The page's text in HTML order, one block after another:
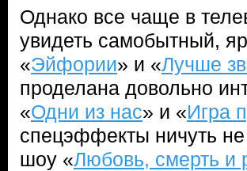
Однако все чаще в
увидеть самобытный,
«Эйфории» и «Лучше
проделана довольно
«Одни из нас» и «Игра
спецэффекты ничуть
шоу «Любовь, смерть и